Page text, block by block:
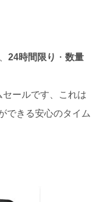
24時間限り ・ 数量
ールです、これは
できる安心のタイム